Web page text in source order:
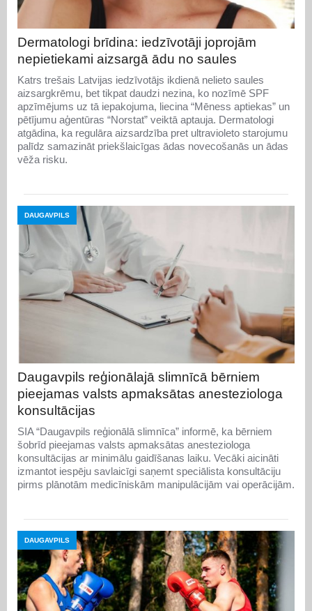
Dermatologi brīdina: iedzīvotāji joprojām
nepietiekami aizsargā ādu no saules
Katrs trešais Latvijas iedzīvotājs ikdienā nelieto saules
aizsargkrēmu, bet tikpat daudzi nezina, ko nozīmē SPF
apzīmējums uz tā iepakojuma, liecina “Mēness aptiekas” un
pētījumu aģentūras “Norstat” veiktā aptauja. Dermatologi
atgādina, ka regulāra aizsardzība pret ultravioleto starojumu
palīdz samazināt priekšlaicīgas ādas novecošanās un ādas
vēža risku.
DAUGAVPILS
Daugavpils reģionālajā slimnīcā bērniem
pieejamas valsts apmaksātas anesteziologa
konsultācijas
SIA “Daugavpils reģionālā slimnīca” informē, ka bērniem
šobrīd pieejamas valsts apmaksātas anesteziologa
konsultācijas ar minimālu gaidīšanas laiku. Vecāki aicināti
izmantot iespēju savlaicīgi saņemt speciālista konsultāciju
pirms plānotām medicīniskām manipulācijām vai operācijām.
DAUGAVPILS